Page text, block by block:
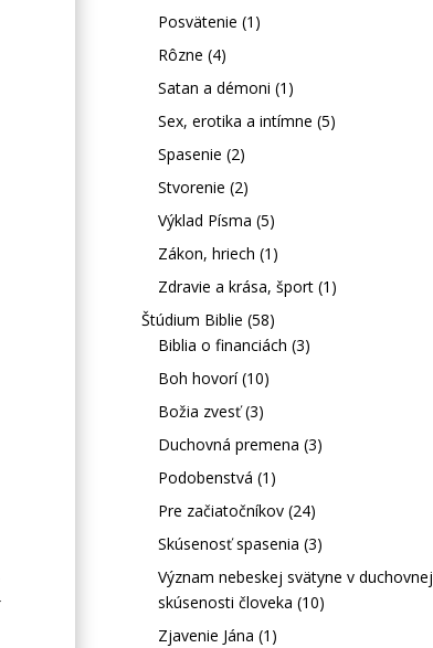
Posvätenie (1)
Rôzne (4)
Satan a démoni (1)
Sex, erotika a intímne (5)
Spasenie (2)
Stvorenie (2)
Výklad Písma (5)
Zákon, hriech (1)
Zdravie a krása, šport(1)
Štúdium Biblie (58)
Biblia o financiách (3)
Boh hovorí(10)
Božia zvesť(3)
Duchovná premena (3)
Podobenstvá (1)
Pre začiatočníkov(24)
Skúsenosť spasenia (3)
Význam nebeskej svätyne v duchovnej
skúsenosti človeka (10)
Zjavenie Jána (1)